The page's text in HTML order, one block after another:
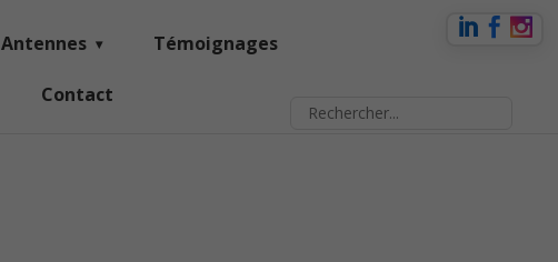
Antennes Témoignages
Contact